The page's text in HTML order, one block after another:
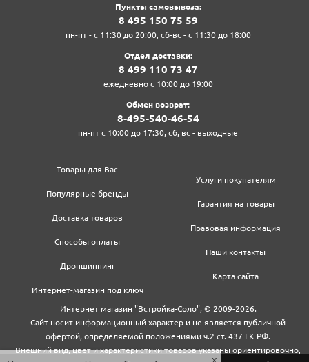
Пункты самовывоза:
8‍ 4‍9‍5‍ 1‍5‍0‍ 7‍5‍ 5‍9‍
пн-пт - с 11:30 до 20:00, сб-вс - с 11:30 до 18:00
Отдел доставки:
8‍ 4‍9‍9‍ 1‍1‍0‍ 7‍3‍ 4‍7‍
ежедневно с 10:00 до 19:00
Обмен возврат:
8‍-4‍9‍5‍-5‍4‍0‍-4‍6‍-5‍4‍
пн-пт с 10:00 до 17:30, сб, вс - выходные
Товары для Вас
Популярные бренды
Доставка товаров
Способы оплаты
Дропшиппинг
Интернет-магазин под ключ
Услуги покупателям
Гарантия на товары
Правовая информация
Наши контакты
Карта сайта
Интернет магазин "Встройка-Соло", © 2009-2026.
Сайт носит информационный характер и не является публичной
офертой, определяемой положениями ч.2 ст. 437 ГК РФ.
Внешний вид, цвет и характеристики товаров указаны ориентировочно,